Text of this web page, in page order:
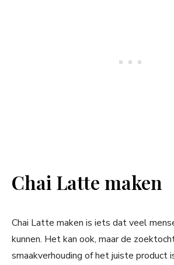
Chai Latte maken
Chai Latte maken is iets dat veel
kunnen. Het kan ook, maar de
smaakverhouding of het juiste product